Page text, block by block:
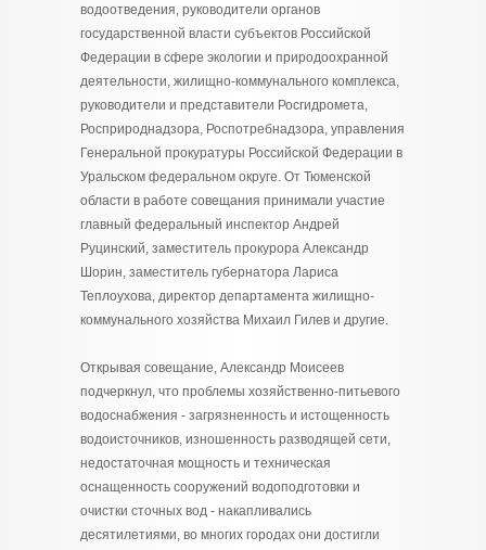
водоотведения, руководители органов
государственной власти субъектов Российской
Федерации в сфере экологии и природоохранной
деятельности, жилищно-коммунального комплекса,
руководители и представители Росгидромета,
Росприроднадзора, Роспотребнадзора, управления
Генеральной прокуратуры Российской Федерации в
Уральском федеральном округе. От Тюменской
области в работе совещания принимали участие
главный федеральный инспектор Андрей
Руцинский, заместитель прокурора Александр
Шорин, заместитель губернатора Лариса
Теплоухова, директор департамента жилищно-
коммунального хозяйства Михаил Гилев и другие.
Открывая совещание, Александр Моисеев
подчеркнул, что проблемы хозяйственно-питьевого
водоснабжения - загрязненность и истощенность
водоисточников, изношенность разводящей сети,
недостаточная мощность и техническая
оснащенность сооружений водоподготовки и
очистки сточных вод - накапливались
десятилетиями, во многих городах они достигли